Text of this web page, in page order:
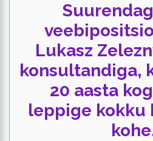
Lukasz
konsultandiga,
20 aasta
leppige kokku